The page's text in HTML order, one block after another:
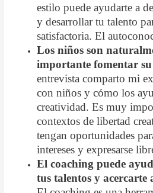
estilo puede ayudarte a
y desarrollar tu talento
satisfactoria. El
Los niños son
importante fomentar
entrevista comparto mi
con niños y cómo los
creatividad. Es muy
contextos de libertad
tengan oportunidades
intereses y expresarse
El coaching puede
tus talentos y acercarte